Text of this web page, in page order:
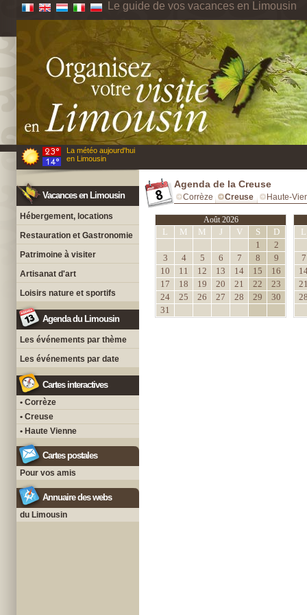
Le guide de vos vacances en Limousin
La météo aujourd'hui
en Limousin
Vacances en Limousin
Hébergement, locations
Restauration et Gastronomie
Patrimoine à visiter
Artisanat d'art
Loisirs nature et sportifs
Agenda du Limousin
Les événements par thème
Les événements par date
Cartes interactives
• Corrèze
• Creuse
• Haute Vienne
Cartes postales
Pour vos amis
Annuaire des webs
du Limousin
Agenda de la Creuse
Corrèze Creuse Haute-
Août 2026
L M M J V S
D
1
2
3
4 5 6 7 8
9
10
11 12 13 14 15
16
17
18 19 20 21 22
23
24
25 26 27 28 29
30
31
L
7